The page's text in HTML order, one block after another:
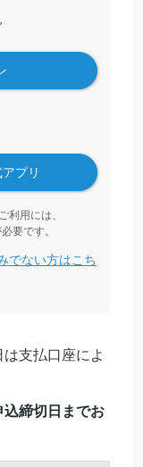
プリ
利用には、
要です。
でない方はこち
支払口座によ
込締切日までお